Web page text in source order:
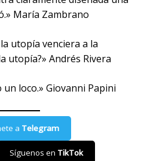
María Zambrano
utopía venciera a la
utopía?» Andrés Rivera
loco.» Giovanni Papini
a Telegram
Síguenos en TikTok